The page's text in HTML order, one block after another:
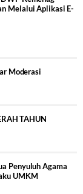
Melalui Aplikasi E-
Moderasi
TAHUN
Penyuluh Agama
UMKM